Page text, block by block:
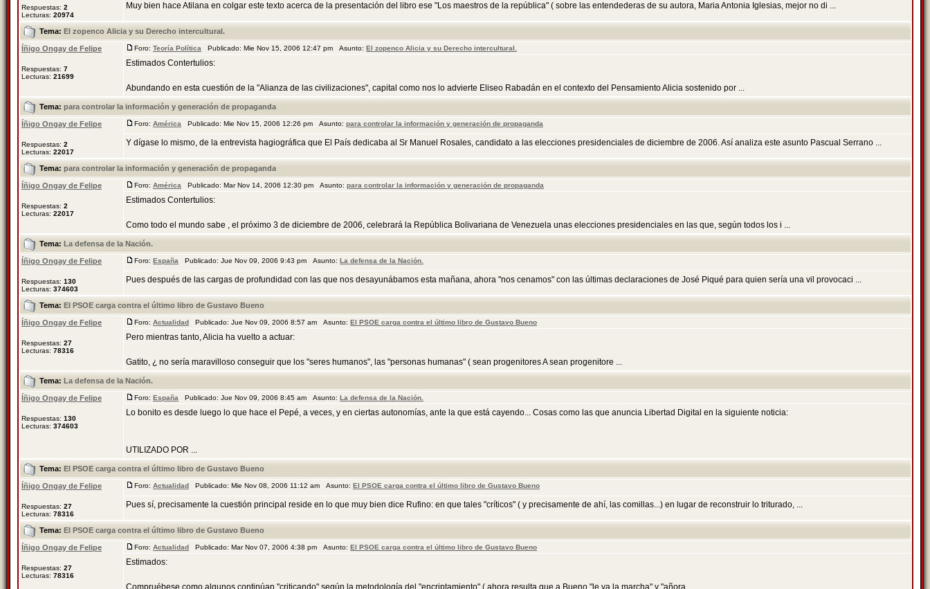
Respuestas: 2
Lecturas: 20974
Muy bien hace Atilana en colgar este texto acerca de la presentación del libro ese "Los maestros de la república" ( sobre las entendederas de su autora, Maria Antonia Iglesias, mejor no di ...
Tema: El zopenco Alicia y su Derecho intercultural.
Íñigo Ongay de Felipe
Respuestas: 7
Lecturas: 21699
Foro: Teoría Política Publicado: Mie Nov 15, 2006 12:47 pm Asunto: El zopenco Alicia y su Derecho intercultural.
Estimados Contertulios:
Abundando en esta cuestión de la "Alianza de las civilizaciones", capital como nos lo advierte Eliseo Rabadán en el contexto del Pensamiento Alicia sostenido por ...
Tema: para controlar la información y generación de propaganda
Íñigo Ongay de Felipe
Respuestas: 2
Lecturas: 22017
Foro: América Publicado: Mie Nov 15, 2006 12:26 pm Asunto: para controlar la información y generación de propaganda
Y dígase lo mismo, de la entrevista hagiográfica que El País dedicaba al Sr Manuel Rosales, candidato a las elecciones presidenciales de diciembre de 2006. Así analiza este asunto Pascual Serrano ...
Tema: para controlar la información y generación de propaganda
Íñigo Ongay de Felipe
Respuestas: 2
Lecturas: 22017
Foro: América Publicado: Mar Nov 14, 2006 12:30 pm Asunto: para controlar la información y generación de propaganda
Estimados Contertulios:
Como todo el mundo sabe , el próximo 3 de diciembre de 2006, celebrará la República Bolivariana de Venezuela unas elecciones presidenciales en las que, según todos los i ...
Tema: La defensa de la Nación.
Íñigo Ongay de Felipe
Respuestas: 130
Lecturas: 374603
Foro: España Publicado: Jue Nov 09, 2006 9:43 pm Asunto: La defensa de la Nación.
Pues después de las cargas de profundidad con las que nos desayunábamos esta mañana, ahora "nos cenamos" con las últimas declaraciones de José Piqué para quien sería una vil provocaci ...
Tema: El PSOE carga contra el último libro de Gustavo Bueno
Íñigo Ongay de Felipe
Respuestas: 27
Lecturas: 78316
Foro: Actualidad Publicado: Jue Nov 09, 2006 8:57 am Asunto: El PSOE carga contra el último libro de Gustavo Bueno
Pero mientras tanto, Alicia ha vuelto a actuar:
Gatito, ¿ no sería maravilloso conseguir que los "seres humanos", las "personas humanas" ( sean progenitores A sean progenitore ...
Tema: La defensa de la Nación.
Íñigo Ongay de Felipe
Respuestas: 130
Lecturas: 374603
Foro: España Publicado: Jue Nov 09, 2006 8:45 am Asunto: La defensa de la Nación.
Lo bonito es desde luego lo que hace el Pepé, a veces, y en ciertas autonomías, ante la que está cayendo... Cosas como las que anuncia Libertad Digital en la siguiente noticia:
UTILIZADO POR ...
Tema: El PSOE carga contra el último libro de Gustavo Bueno
Íñigo Ongay de Felipe
Respuestas: 27
Lecturas: 78316
Foro: Actualidad Publicado: Mie Nov 08, 2006 11:12 am Asunto: El PSOE carga contra el último libro de Gustavo Bueno
Pues sí, precisamente la cuestión principal reside en lo que muy bien dice Rufino: en que tales "críticos" ( y precisamente de ahí, las comillas...) en lugar de reconstruir lo triturado, ...
Tema: El PSOE carga contra el último libro de Gustavo Bueno
Íñigo Ongay de Felipe
Respuestas: 27
Lecturas: 78316
Foro: Actualidad Publicado: Mar Nov 07, 2006 4:38 pm Asunto: El PSOE carga contra el último libro de Gustavo Bueno
Estimados:
Compruébese como algunos continúan "criticando" según la metodología del "encriptamiento" ( ahora resulta que a Bueno "le va la marcha" y "añora ...